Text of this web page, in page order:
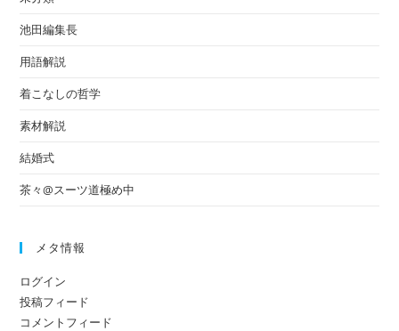
池田編集長
用語解説
着こなしの哲学
素材解説
結婚式
茶々@スーツ道極め中
メタ情報
ログイン
投稿フィード
コメントフィード